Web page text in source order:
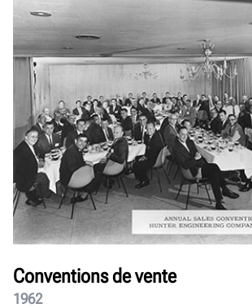
Conventions de vente
1962